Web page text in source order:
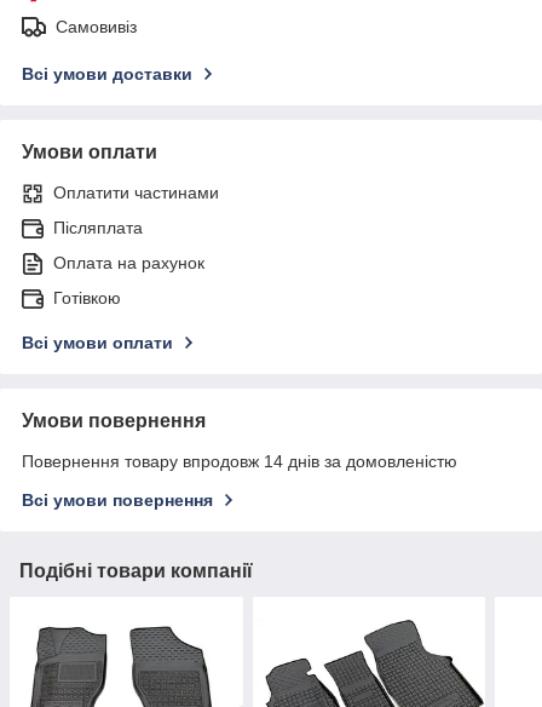
Самовивіз
Всі умови доставки
Умови оплати
Оплатити частинами
Післяплата
Оплата на рахунок
Готівкою
Всі умови оплати
Умови повернення
Повернення товару впродовж 14 днів за домовленістю
Всі умови повернення
Подібні товари компанії